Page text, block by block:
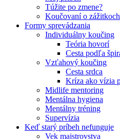
Túžite po zmene?
Koučovaní o zážitkoch
Formy sprevádzania
Individuálny koučing
Teória hovorí
Cesta podľa
Vzťahový koučing
Cesta srdca
Kríza ako vízia
Midlife mentoring
Mentálna hygiena
Mentálny tréning
Supervízia
Keď starý príbeh nefunguje
Vek majstrovstva